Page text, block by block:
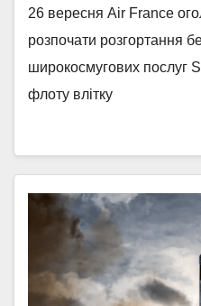
26 вересня Air France
розпочати розгортання
широкосмугових послуг
флоту влітку